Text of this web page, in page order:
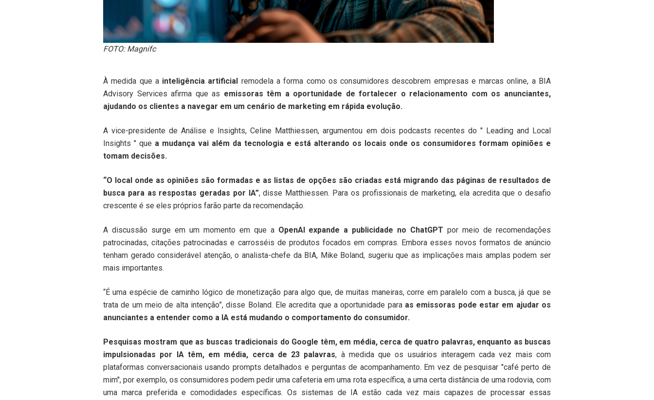
FOTO: Magnifc
À medida que a inteligência artificial remodela a forma como os consumidores descobrem empresas e marcas online, a BIA
Advisory Services afirma que as emissoras têm a oportunidade de fortalecer o relacionamento com os anunciantes,
ajudando os clientes a navegar em um cenário de marketing em rápida evolução.
A vice-presidente de Análise e Insights, Celine Matthiessen, argumentou em dois podcasts recentes do " Leading and Local
Insights " que a mudança vai além da tecnologia e está alterando os locais onde os consumidores formam opiniões e
tomam decisões.
“O local onde as opiniões são formadas e as listas de opções são criadas está migrando das páginas de resultados de
busca para as respostas geradas por IA”, disse Matthiessen. Para os profissionais de marketing, ela acredita que o desafio
crescente é se eles próprios farão parte da recomendação.
A discussão surge em um momento em que a OpenAI expande a publicidade no ChatGPT por meio de recomendações
patrocinadas, citações patrocinadas e carrosséis de produtos focados em compras. Embora esses novos formatos de anúncio
tenham gerado considerável atenção, o analista-chefe da BIA, Mike Boland, sugeriu que as implicações mais amplas podem ser
mais importantes.
“É uma espécie de caminho lógico de monetização para algo que, de muitas maneiras, corre em paralelo com a busca, já que se
trata de um meio de alta intenção”, disse Boland. Ele acredita que a oportunidade para as emissoras pode estar em ajudar os
anunciantes a entender como a IA está mudando o comportamento do consumidor.
Pesquisas mostram que as buscas tradicionais do Google têm, em média, cerca de quatro palavras, enquanto as buscas
impulsionadas por IA têm, em média, cerca de 23 palavras, à medida que os usuários interagem cada vez mais com
plataformas conversacionais usando prompts detalhados e perguntas de acompanhamento. Em vez de pesquisar "café perto de
mim", por exemplo, os consumidores podem pedir uma cafeteria em uma rota específica, a uma certa distância de uma rodovia, com
uma marca preferida e comodidades específicas. Os sistemas de IA estão cada vez mais capazes de processar essas